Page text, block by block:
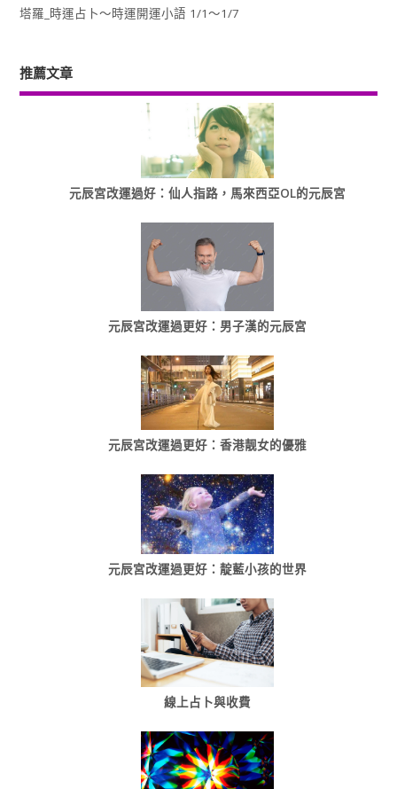
塔羅_時運占卜～時運開運小語 1/1～1/7
推薦文章
元辰宮改運過好：仙人指路，馬來西亞OL的元辰宮
元辰宮改運過更好：男子漢的元辰宮
元辰宮改運過更好：香港靓女的優雅
元辰宮改運過更好：靛藍小孩的世界
線上占卜與收費